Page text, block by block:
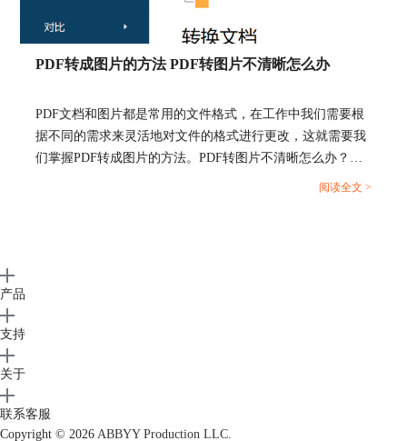
图6：添加空白页
然后再结合使用ABBYY FineReader PDF 15的
辑。
PDF转成图片的方法 PDF转图片不清晰怎么办
PDF文档和图片都是常用的文件格式，在工作中我们需要根
据不同的需求来灵活地对文件的格式进行更改，这就需要我
们掌握PDF转成图片的方法。PDF转图片不清晰怎么办？下
阅读全文 >
产品
支持
关于
联系客服
Copyright © 2026 ABBYY Production LLC.